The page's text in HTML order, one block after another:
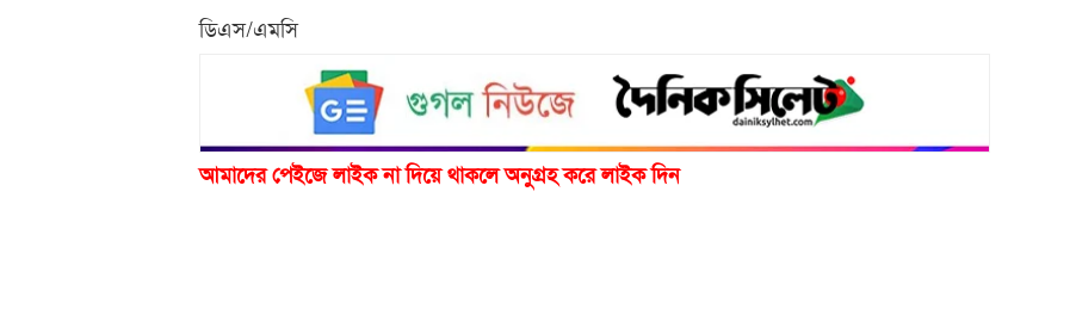
ডিএস/এমসি
আমাদের পেইজে লাইক না দিয়ে থাকলে অনুগ্রহ করে লাইক দিন